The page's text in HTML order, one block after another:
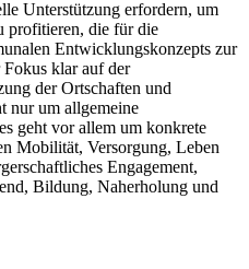
Unterstützung erfordern, um
profitieren, die für die
Entwicklungskonzepts zur
klar auf der
der Ortschaften und
nur um allgemeine
geht vor allem um konkrete
Mobilität, Versorgung, Leben
Engagement,
Bildung, Naherholung und